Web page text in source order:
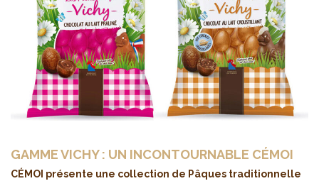
GAMME VICHY : UN INCONTOURNABLE CÉMOI
CÉMOI présente une collection de Pâques traditionnelle